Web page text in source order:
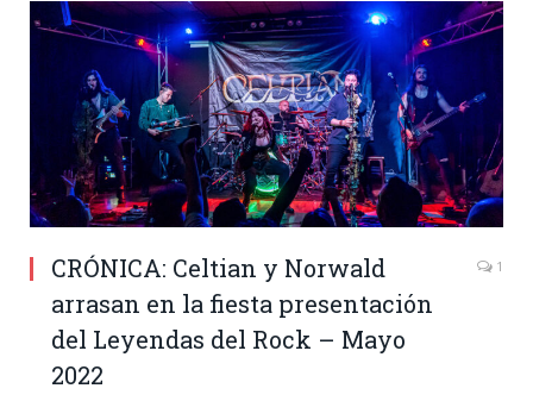
CRÓNICA: Celtian y Norwald
arrasan en la fiesta presentación
del Leyendas del Rock – Mayo
2022
1